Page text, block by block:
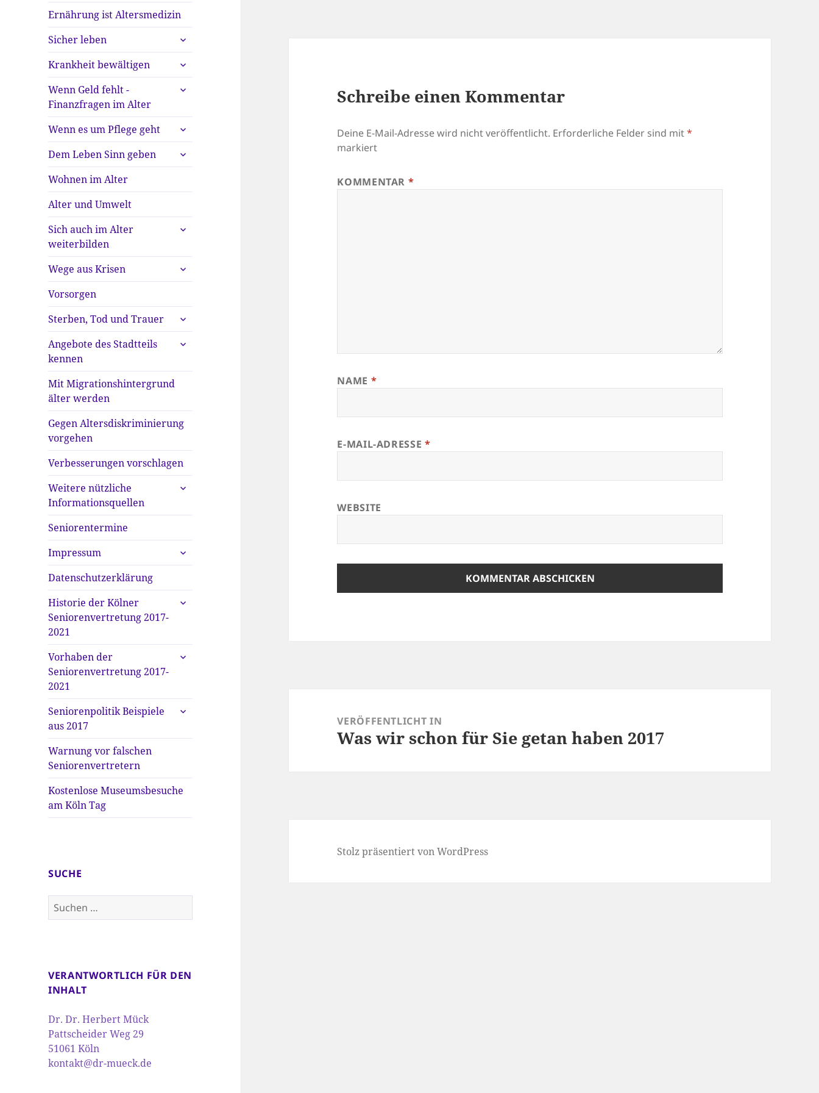
Ernährung ist Altersmedizin
Sicher leben
untermenü
anzeigen
Krankheit bewältigen
untermenü
anzeigen
Wenn Geld fehlt -
Finanzfragen im Alter
untermenü
Wenn es um Pflege geht
untermenü
anzeigen
Dem Leben Sinn geben
untermenü
anzeigen
Wohnen im Alter
Alter und Umwelt
Sich auch im Alter
weiterbilden
untermenü
Wege aus Krisen
untermenü
anzeigen
Vorsorgen
Sterben, Tod und Trauer
untermenü
anzeigen
Angebote des Stadtteils
kennen
untermenü
Mit Migrationshintergrund
älter werden
Gegen Altersdiskriminierung
vorgehen
Verbesserungen vorschlagen
Weitere nützliche
Informationsquellen
untermenü
Seniorentermine
Impressum
untermenü
anzeigen
Datenschutzerklärung
Historie der Kölner
Seniorenvertretung 2017-
2021
untermenü
Vorhaben der
Seniorenvertretung 2017-
2021
untermenü
Seniorenpolitik Beispiele
aus 2017
untermenü
Warnung vor falschen
Seniorenvertretern
Kostenlose Museumsbesuche
am Köln Tag
SUCHE
Suchen
nach:
VERANTWORTLICH FÜR DEN
INHALT
Dr. Dr. Herbert Mück
Pattscheider Weg 29
51061 Köln
kontakt@dr-mueck.de
Schreibe einen Kommentar
Deine E-Mail-Adresse wird nicht veröffentlicht. Erforderliche Felder sind mit*
markiert
KOMMENTAR *
NAME *
E-MAIL-ADRESSE *
WEBSITE
VERÖFFENTLICHT IN
Was wir schon für Sie getan haben 2017
Stolz präsentiert von WordPress